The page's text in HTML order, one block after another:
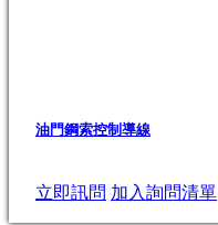
油門鋼索控制導線
立即訊問 加入詢問清單